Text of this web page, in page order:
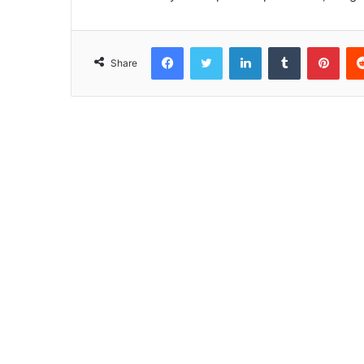
Share
FacebookTwitter LinkedInTumblr